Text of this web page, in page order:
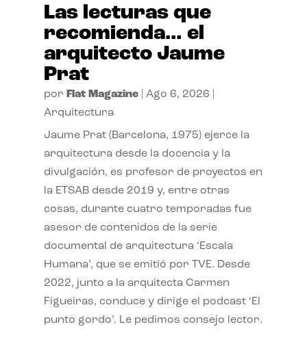
Las lecturas que
recomienda… el
arquitecto Jaume
Prat
por Flat Magazine| Ago 6, 2026
Arquitectura
Jaume Prat (Barcelona, 1975) ejerce la
arquitectura desde la docencia y la
divulgación, es profesor de proyectos en
la ETSAB desde 2019 y, entre otras
cosas, durante cuatro temporadas fue
asesor de contenidos de la serie
documental de arquitectura ‘Escala
Humana’, que se emitió por TVE. Desde
2022, junto a la arquitecta Carmen
Figueiras, conduce y dirige el podcast ‘El
punto gordo’. Le pedimos consejo lector.